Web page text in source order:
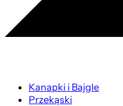
Kanapki i Bajgle
Przekąski